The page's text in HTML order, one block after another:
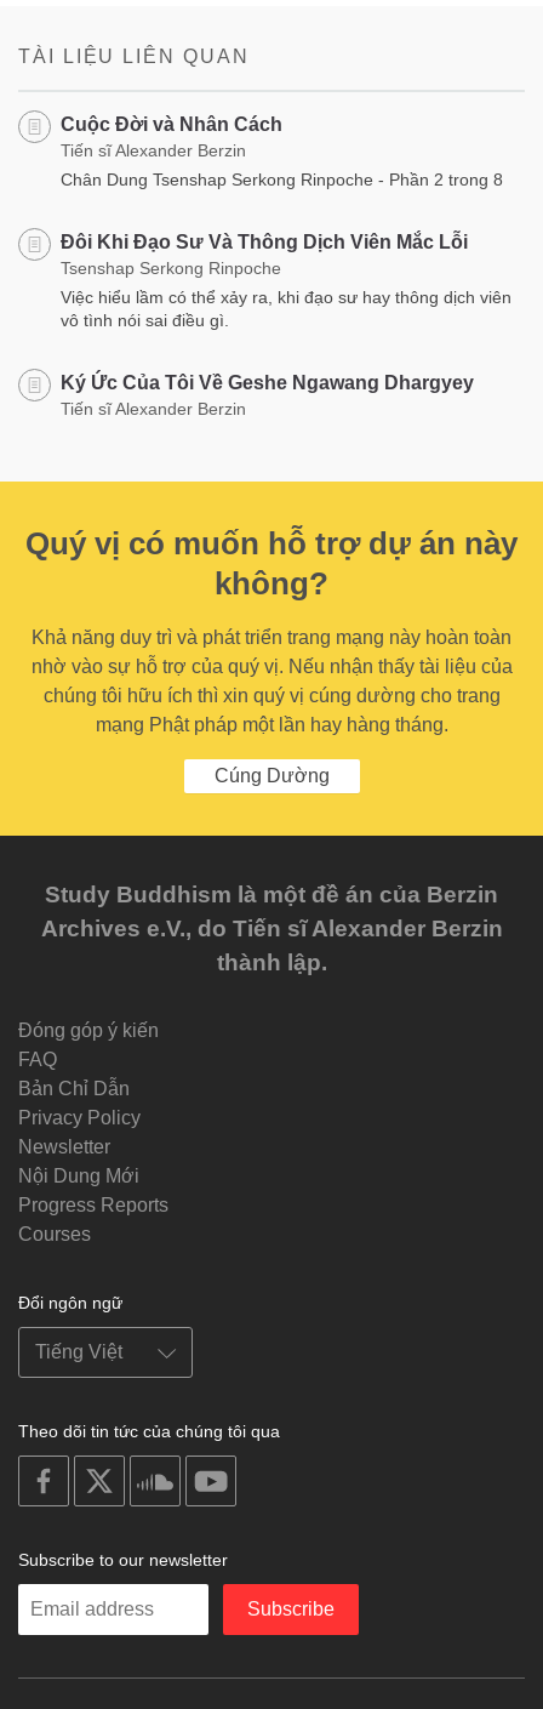
TÀI LIỆU LIÊN QUAN
Cuộc Đời và Nhân Cách
Tiến sĩ Alexander Berzin
Chân Dung Tsenshap Serkong Rinpoche - Phần 2 trong 8
Đôi Khi Đạo Sư Và Thông Dịch Viên Mắc Lỗi
Tsenshap Serkong Rinpoche
Việc hiểu lầm có thể xảy ra, khi đạo sư hay thông dịch viên
vô tình nói sai điều gì.
Ký Ức Của Tôi Về Geshe Ngawang Dhargyey
Tiến sĩ Alexander Berzin
Quý vị có muốn hỗ trợ dự án này
không?
Khả năng duy trì và phát triển trang mạng này hoàn toàn
nhờ vào sự hỗ trợ của quý vị. Nếu nhận thấy tài liệu của
chúng tôi hữu ích thì xin quý vị cúng dường cho trang
mạng Phật pháp một lần hay hàng tháng.
Cúng Dường
Study Buddhism là một đề án của Berzin
Archives e.V., do Tiến sĩ Alexander Berzin
thành lập.
Đóng góp ý kiến
FAQ
Bản Chỉ Dẫn
Privacy Policy
Newsletter
Nội Dung Mới
Progress Reports
Courses
Đổi ngôn ngữ
Theo dõi tin tức của chúng tôi qua
on
facebook
soundcloud
Subscribe to our newsletter
Enter
Subscribe